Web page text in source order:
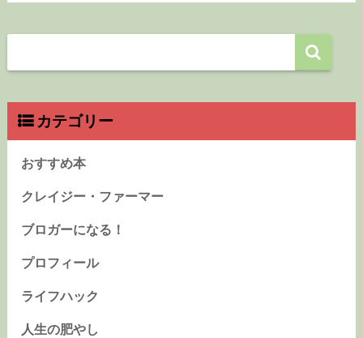
カテゴリー
おすすめ本
クレイジー・ファーマー
ブロガーになる！
プロフィール
ライフハック
人生の肥やし